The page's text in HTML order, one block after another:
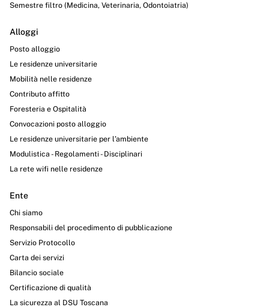
Semestre filtro (Medicina, Veterinaria, Odontoiatria)
Alloggi
Posto alloggio
Le residenze universitarie
Mobilità nelle residenze
Contributo affitto
Foresteria e Ospitalità
Convocazioni posto alloggio
Le residenze universitarie per l’ambiente
Modulistica - Regolamenti - Disciplinari
La rete wifi nelle residenze
Ente
Chi siamo
Responsabili del procedimento di pubblicazione
Servizio Protocollo
Carta dei servizi
Bilancio sociale
Certificazione di qualità
La sicurezza al DSU Toscana